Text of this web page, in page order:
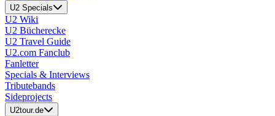
U2 Specials
U2 Wiki
U2 Bücherecke
U2 Travel Guide
U2.com Fanclub
Fanletter
Specials & Interviews
Tributebands
Sideprojects
U2tour.de